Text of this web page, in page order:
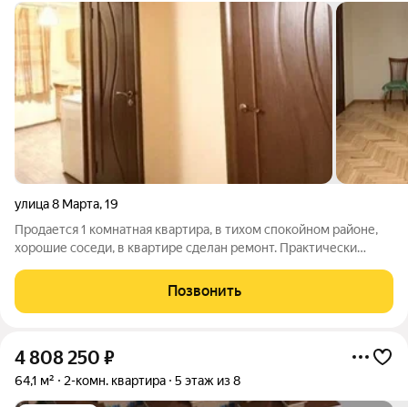
улица 8 Марта,19
Продается 1 комнатная квартира, в тихом спокойном районе,
хорошие соседи, в квартире сделан ремонт. Практически
Позвонить
4 808 250 ₽
64,1 м² 2-комн. квартира 5 этаж из 8